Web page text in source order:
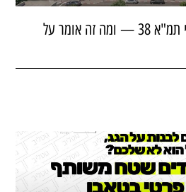
חלופת שקד: מה בא אחרי תמ"א 38 — ומה זה אומר על